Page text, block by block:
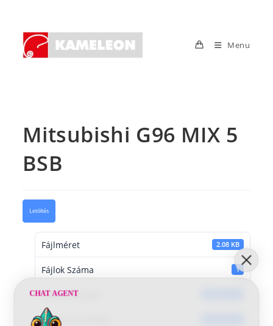
content
Menu
Mitsubishi G96 MIX 5
BSB
Letöltés
Fájlméret 2.08 KB
Fájlok Száma 1
Dátumkészítés
Utoljára frissített
CHAT AGENT